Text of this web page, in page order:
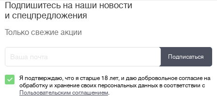
Подпишитесь на наши новости
и спецпредложения
Только свежие акции
Я подтверждаю, что я старше 18 лет, и даю добровольное согласие на
обработку и хранение своих персональных данных в соответствии с
Пользовательским соглашением.